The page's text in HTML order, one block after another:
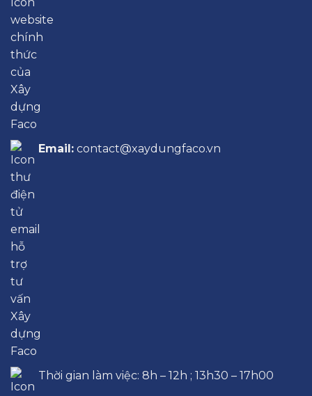
Email: contact@xaydungfaco.vn
Thời gian làm việc: 8h – 12h ; 13h30 – 17h00